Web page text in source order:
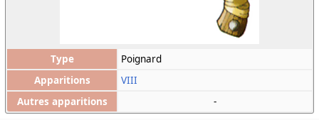
Type
Poignard
Apparitions
VIII
Autres apparitions
-